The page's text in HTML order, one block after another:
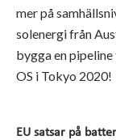
mer på
solenergi från
bygga en
OS i Tokyo 2020!
EU satsar på